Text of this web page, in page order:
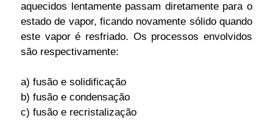
aquecidos lentamente passam diretamente para o
estado de vapor, ficando novamente sólido quando
este vapor é resfriado. Os processos envolvidos
são respectivamente:
a) fusão e solidificação
b) fusão e condensação
c) fusão e recristalização